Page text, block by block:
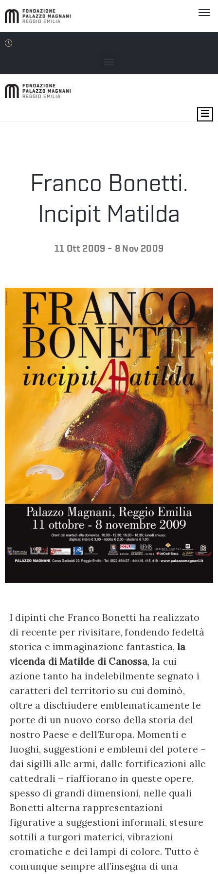
VISITA
SHOP
Franco Bonetti.
Incipit Matilda
11 Ott 2009 - 8 Nov 2009
I dipinti che Franco Bonetti ha realizzato
di recente per rivisitare, fondendo fedeltà
storica e immaginazione fantastica, la
vicenda di Matilde di Canossa, la cui
azione tanto ha indelebilmente segnato i
caratteri del territorio su cui dominò,
oltre a dischiudere emblematicamente le
porte di un nuovo corso della storia del
nostro Paese e dell’Europa. Momenti e
luoghi, suggestioni e emblemi del potere –
dai sigilli alle armi, dalle fortificazioni alle
cattedrali – riaffiorano in queste opere,
spesso di grandi dimensioni, nelle quali
Bonetti alterna rappresentazioni
figurative a suggestioni informali, stesure
sottili a turgori materici, vibrazioni
cromatiche e dei lampi di colore. Tutto è
comunque sempre all’insegna di una